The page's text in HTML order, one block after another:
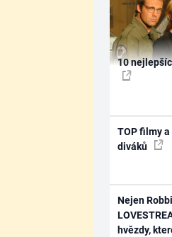
10
TOP filmy
diváků
Nejen
hvězdy,